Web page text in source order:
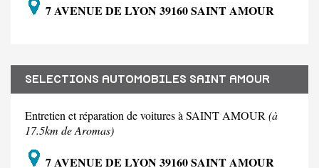
7 AVENUE DE LYON 39160 SAINT AMOUR
SELECTIONS AUTOMOBILES SAINT AMOUR
Entretien et réparation de voitures à SAINT AMOUR(à
17.5km de Aromas)
7 AVENUE DE LYON 39160 SAINT AMOUR